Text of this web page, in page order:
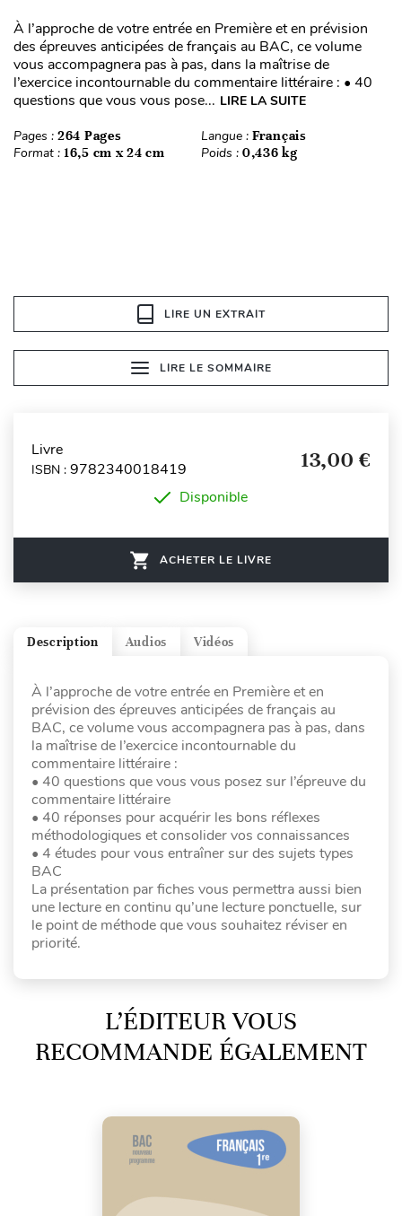
À l’approche de votre entrée en Première et en prévision
des épreuves anticipées de français au BAC, ce volume
vous accompagnera pas à pas, dans la maîtrise de
l’exercice incontournable du commentaire littéraire : • 40
questions que vous vous pose... LIRE LA SUITE
Pages : 264 Pages Langue : Français
Format : 16,5 cm x 24 cm Poids : 0,436 kg
LIRE UN EXTRAIT
LIRE LE SOMMAIRE
Livre
ISBN : 9782340018419 13,00 €
Disponible
ACHETER LE LIVRE
Vidéos
Audios
Description
À l’approche de votre entrée en Première et en
prévision des épreuves anticipées de français au
BAC, ce volume vous accompagnera pas à pas, dans
la maîtrise de l’exercice incontournable du
commentaire littéraire :
• 40 questions que vous vous posez sur l’épreuve du
commentaire littéraire
• 40 réponses pour acquérir les bons réflexes
méthodologiques et consolider vos connaissances
• 4 études pour vous entraîner sur des sujets types
BAC
La présentation par fiches vous permettra aussi bien
une lecture en continu qu’une lecture ponctuelle, sur
le point de méthode que vous souhaitez réviser en
priorité.
L’ÉDITEUR VOUS
RECOMMANDE ÉGALEMENT